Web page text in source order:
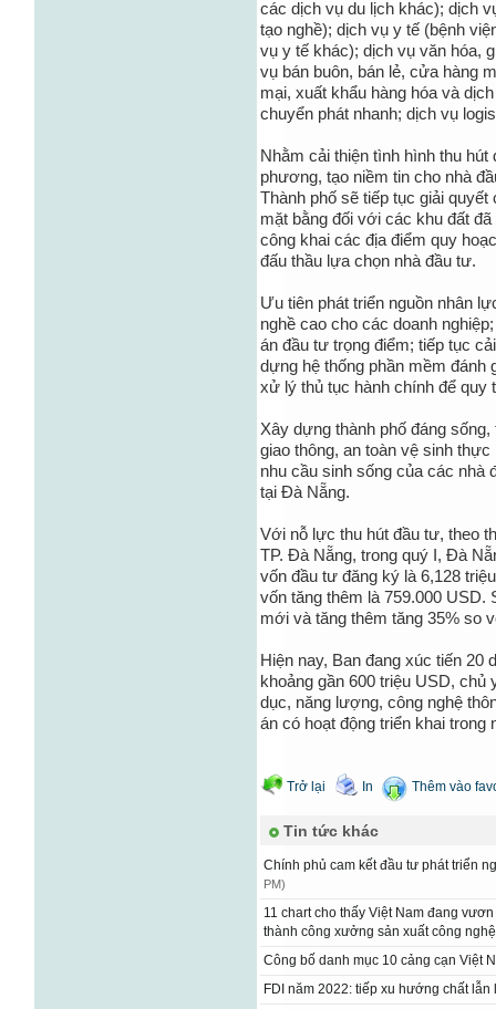
các dịch vụ du lịch khác); dịch
tạo nghề); dịch vụ y tế (bệnh
vụ y tế khác); dịch vụ văn hóa,
vụ bán buôn, bán lẻ, cửa hàng
mại, xuất khẩu hàng hóa và
chuyển phát nhanh; dịch vụ
Nhằm cải thiện tình hình thu
phương, tạo niềm tin cho nhà
Thành phố sẽ tiếp tục giải
mặt bằng đối với các khu đất
công khai các địa điểm quy
đấu thầu lựa chọn nhà đầu tư.
Ưu tiên phát triển nguồn nhân
nghề cao cho các doanh
án đầu tư trọng điểm; tiếp tục
dựng hệ thống phần mềm
xử lý thủ tục hành chính để quy
Xây dựng thành phố đáng
giao thông, an toàn vệ sinh
nhu cầu sinh sống của các nhà
tại Đà Nẵng.
Với nỗ lực thu hút đầu tư, theo
TP. Đà Nẵng, trong quý I, Đà
vốn đầu tư đăng ký là 6,128
vốn tăng thêm là 759.000 USD.
mới và tăng thêm tăng 35% so
Hiện nay, Ban đang xúc tiến
khoảng gần 600 triệu USD,
dục, năng lượng, công nghệ
án có hoạt động triển khai trong
Trở lại In Thêm vào
Tin tức khác
Chính phủ cam kết đầu tư phát triển
PM)
11 chart cho thấy Việt Nam đang
thành công xưởng sản xuất công
Công bố danh mục 10 cảng cạn Việt
FDI năm 2022: tiếp xu hướng chất